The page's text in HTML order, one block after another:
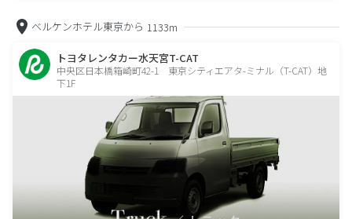
ベルケンホテル東京から 1133m
トヨタレンタカー水天宮T-CAT
中央区日本橋箱崎町42-1 東京シティエアタ-ミナル（T-CAT）地
下1F